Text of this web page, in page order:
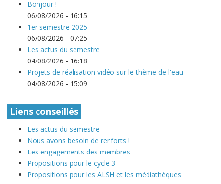
Bonjour !
06/08/2026 - 16:15
1er semestre 2025
06/08/2026 - 07:25
Les actus du semestre
04/08/2026 - 16:18
Projets de réalisation vidéo sur le thème de l'eau
04/08/2026 - 15:09
Liens conseillés
Les actus du semestre
Nous avons besoin de renforts !
Les engagements des membres
Propositions pour le cycle 3
Propositions pour les ALSH et les médiathèques